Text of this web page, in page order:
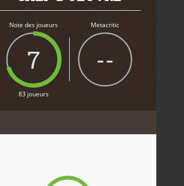
Note des joueurs
7
83 joueurs
Metacritic
--